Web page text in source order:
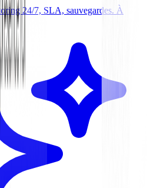
24/7, SLA, sauvegardes. À